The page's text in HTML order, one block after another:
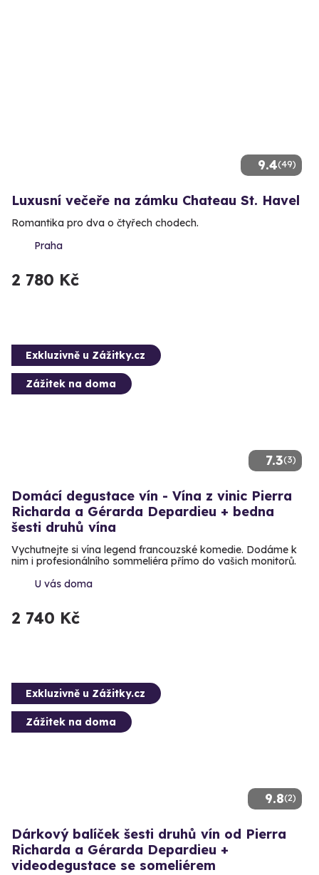
9.4(49)
Luxusní večeře na zámku Chateau St. Havel
Romantika pro dva o čtyřech chodech.
Praha
2 780 Kč
7.3(3)
Exkluzivně u Zážitky.cz
Zážitek na doma
Domácí degustace vín - Vína z vinic Pierra
Richarda a Gérarda Depardieu + bedna
šesti druhů vína
Vychutnejte si vína legend francouzské komedie. Dodáme k
nim i profesionálního sommeliéra přímo do vašich monitorů.
U vás doma
2 740 Kč
9.8(2)
Exkluzivně u Zážitky.cz
Zážitek na doma
Dárkový balíček šesti druhů vín od Pierra
Richarda a Gérarda Depardieu +
videodegustace se someliérem